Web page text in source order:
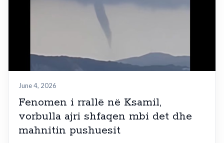
June 4, 2026
Fenomen i rrallë në Ksamil,
vorbulla ajri shfaqen mbi det dhe
mahnitin pushuesit